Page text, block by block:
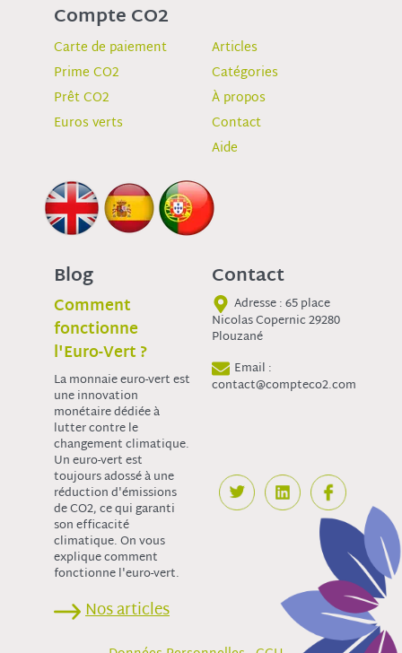
Compte CO2
Carte de paiement
Prime CO2
Prêt CO2
Euros verts
Articles
Catégories
À propos
Contact
Aide
Blog
Comment
fonctionne
l'Euro-Vert ?
La monnaie euro-vert est
une innovation
monétaire dédiée à
lutter contre le
changement climatique.
Un euro-vert est
toujours adossé à une
réduction d'émissions
de CO2, ce qui garanti
son efficacité
climatique. On vous
explique comment
fonctionne l'euro-vert.
Nos articles
Contact
Adresse : 65 place
Nicolas Copernic 29280
Plouzané
Email :
contact@compteco2.com